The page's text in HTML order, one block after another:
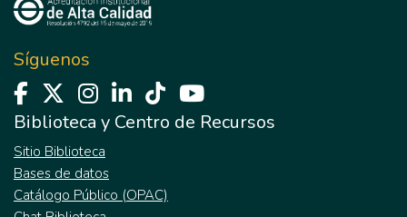
Síguenos
Biblioteca y Centro de Recursos
Sitio Biblioteca
Bases de datos
Catálogo Público (OPAC)